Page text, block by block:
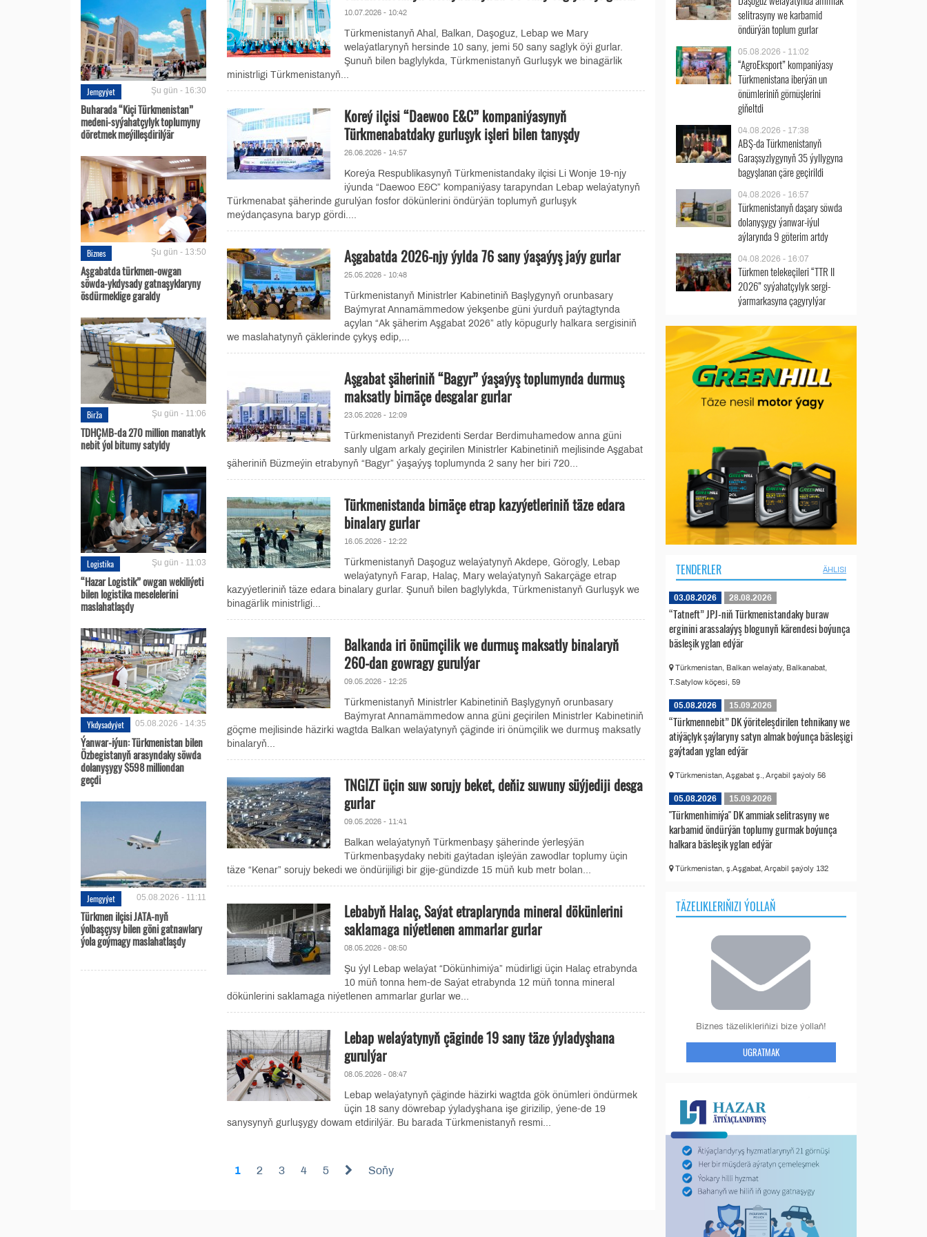
Jemgyýet Şu gün - 16:30
Buharada “Kiçi Türkmenistan”
medeni-syýahatçylyk toplumyny
döretmek meýilleşdirilýär
Biznes Şu gün - 13:50
Aşgabatda türkmen-owgan
söwda-ykdysady gatnaşyklaryny
ösdürmeklige garaldy
Birža Şu gün - 11:06
TDHÇMB-da 270 million manatlyk
nebit ýol bitumy satyldy
Logistika Şu gün - 11:03
“Hazar Logistik” owgan wekiliýeti
bilen logistika meselelerini
maslahatlaşdy
Ykdysadyýet 05.08.2026 - 14:35
Ýanwar-iýun: Türkmenistan bilen
Özbegistanyň arasyndaky söwda
dolanyşygy $598 milliondan
geçdi
Jemgyýet 05.08.2026 - 11:11
Türkmen ilçisi JATA-nyň
ýolbaşçysy bilen göni gatnawlary
ýola goýmagy maslahatlaşdy
10.07.2026 - 10:42
Türkmenistanyň Ahal, Balkan, Daşoguz, Lebap we Mary
welaýatlarynyň hersinde 10 sany, jemi 50 sany saglyk öýi gurlar.
Şunuň bilen baglylykda, Türkmenistanyň Gurluşyk we binagärlik
ministrligi Türkmenistanyň...
Koreý ilçisi “Daewoo E&C” kompaniýasynyň
Türkmenabatdaky gurluşyk işleri bilen tanyşdy
26.06.2026 - 14:57
Koreýa Respublikasynyň Türkmenistandaky ilçisi Li Wonje 19-njy
iýunda “Daewoo E&C” kompaniýasy tarapyndan Lebap welaýatynyň
Türkmenabat şäherinde gurulýan fosfor dökünlerini öndürýän toplumyň gurluşyk
meýdançasyna baryp gördi....
Aşgabatda 2026-njy ýylda 76 sany ýaşaýyş jaýy gurlar
25.05.2026 - 10:48
Türkmenistanyň Ministrler Kabinetiniň Başlygynyň orunbasary
Baýmyrat Annamämmedow ýekşenbe güni ýurduň paýtagtynda
açylan “Ak şäherim Aşgabat 2026” atly köpugurly halkara sergisiniň
we maslahatynyň çäklerinde çykyş edip,...
Aşgabat şäheriniň “Bagyr” ýaşaýyş toplumynda durmuş
maksatly birnäçe desgalar gurlar
23.05.2026 - 12:09
Türkmenistanyň Prezidenti Serdar Berdimuhamedow anna güni
sanly ulgam arkaly geçirilen Ministrler Kabinetiniň mejlisinde Aşgabat
şäheriniň Büzmeýin etrabynyň “Bagyr” ýaşaýyş toplumynda 2 sany her biri 720...
Türkmenistanda birnäçe etrap kazyýetleriniň täze edara
binalary gurlar
16.05.2026 - 12:22
Türkmenistanyň Daşoguz welaýatynyň Akdepe, Görogly, Lebap
welaýatynyň Farap, Halaç, Mary welaýatynyň Sakarçäge etrap
kazyýetleriniň täze edara binalary gurlar. Şunuň bilen baglylykda, Türkmenistanyň Gurluşyk we
binagärlik ministrligi...
Balkanda iri önümçilik we durmuş maksatly binalaryň
260-dan gowragy gurulýar
09.05.2026 - 12:25
Türkmenistanyň Ministrler Kabinetiniň Başlygynyň orunbasary
Baýmyrat Annamämmedow anna güni geçirilen Ministrler Kabinetiniň
göçme mejlisinde häzirki wagtda Balkan welaýatynyň çäginde iri önümçilik we durmuş maksatly
binalaryň...
TNGIZT üçin suw sorujy beket, deňiz suwuny süýjediji desga
gurlar
09.05.2026 - 11:41
Balkan welaýatynyň Türkmenbaşy şäherinde ýerleşýän
Türkmenbaşydaky nebiti gaýtadan işleýän zawodlar toplumy üçin
täze “Kenar” sorujy bekedi we öndürijiligi bir gije-gündizde 15 müň kub metr bolan...
Lebabyň Halaç, Saýat etraplarynda mineral dökünlerini
saklamaga niýetlenen ammarlar gurlar
08.05.2026 - 08:50
Şu ýyl Lebap welaýat “Dökünhimiýa” müdirligi üçin Halaç etrabynda
10 müň tonna hem-de Saýat etrabynda 12 müň tonna mineral
dökünlerini saklamaga niýetlenen ammarlar gurlar we...
Lebap welaýatynyň çäginde 19 sany täze ýyladyşhana
gurulýar
08.05.2026 - 08:47
Lebap welaýatynyň çäginde häzirki wagtda gök önümleri öndürmek
üçin 18 sany döwrebap ýyladyşhana işe girizilip, ýene-de 19
sanysynyň gurluşygy dowam etdirilýär. Bu barada Türkmenistanyň resmi...
1 2 3 4 5 Soňy
selitrasyny we karbamid
öndürýän toplum gurlar
05.08.2026 - 11:02
“AgroEksport” kompaniýasy
Türkmenistana iberýän un
önümleriniň görnüşlerini
giňeltdi
04.08.2026 - 17:38
ABŞ-da Türkmenistanyň
Garaşsyzlygynyň 35 ýyllygyna
bagyşlanan çäre geçirildi
04.08.2026 - 16:57
Türkmenistanyň daşary söwda
dolanyşygy ýanwar-iýul
aýlarynda 9 göterim artdy
04.08.2026 - 16:07
Türkmen telekeçileri “TTR II
2026” syýahatçylyk sergi-
ýarmarkasyna çagyrylýar
TENDERLER ÄHLISI
03.08.2026 28.08.2026
“Tatneft” JPJ-niň Türkmenistandaky buraw
erginini arassalaýyş blogunyň kärendesi boýunça
bäsleşik yglan edýär
Türkmenistan, Balkan welaýaty, Balkanabat,
T.Satylow köçesi, 59
05.08.2026 15.09.2026
“Türkmennebit” DK ýöriteleşdirilen tehnikany we
atiýäçlyk şaýlaryny satyn almak boýunça bäsleşigi
gaýtadan yglan edýär
Türkmenistan, Aşgabat ş., Arçabil şaýoly 56
05.08.2026 15.09.2026
"Türkmenhimiýa" DK ammiak selitrasyny we
karbamid öndürýän toplumy gurmak boýunça
halkara bäsleşik yglan edýär
Türkmenistan, ş.Aşgabat, Arçabil şaýoly 132
TÄZELIKLERIŇIZI ÝOLLAŇ
Biznes täzelikleriňizi bize ýollaň!
UGRATMAK